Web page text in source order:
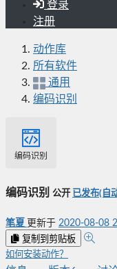
登录
注册
动作库
所有软件
通用
编码识别
编码识别
编码识别 公开 已发布(自
笔夏 更新于 2020-08-08
复制到剪贴板
如何安装动作？